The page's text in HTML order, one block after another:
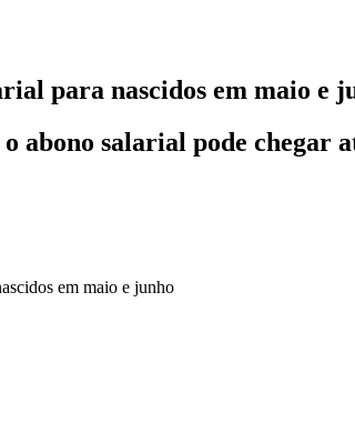
para nascidos em maio e
abono salarial pode